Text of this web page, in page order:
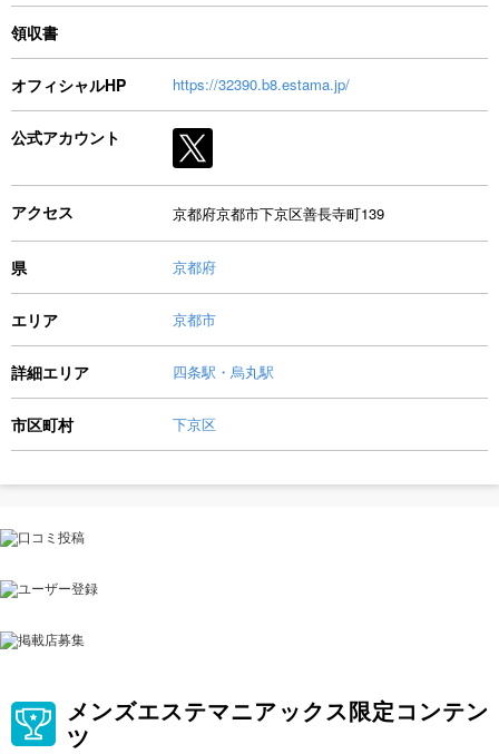
領収書
オフィシャルHP https://32390.b8.estama.jp/
公式アカウント
アクセス 京都府京都市下京区善長寺町139
県 京都府
エリア 京都市
詳細エリア 四条駅・烏丸駅
市区町村 下京区
メンズエステマニアックス限定コンテン
ツ